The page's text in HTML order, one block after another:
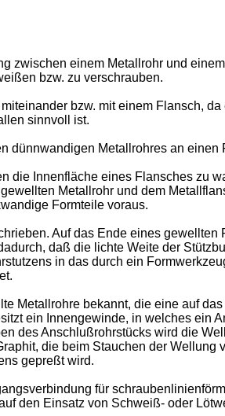
zwischen einem Metallrohr und
bzw. zu verschrauben.
bzw. mit einem Flansch,
sinnvoll ist.
dünnwandigen Metallrohres an einen
die Innenfläche eines Flansches zu
Metallrohr und dem
Formteile voraus.
Auf das Ende eines
daß die lichte Weite der
in das durch ein
Metallrohre bekannt, die eine auf
ein Innengewinde, in welches ein
des Anschlußrohrstücks wird die
die beim Stauchen der Wellung
gepreßt wird.
für
den Einsatz von Schweiß- oder